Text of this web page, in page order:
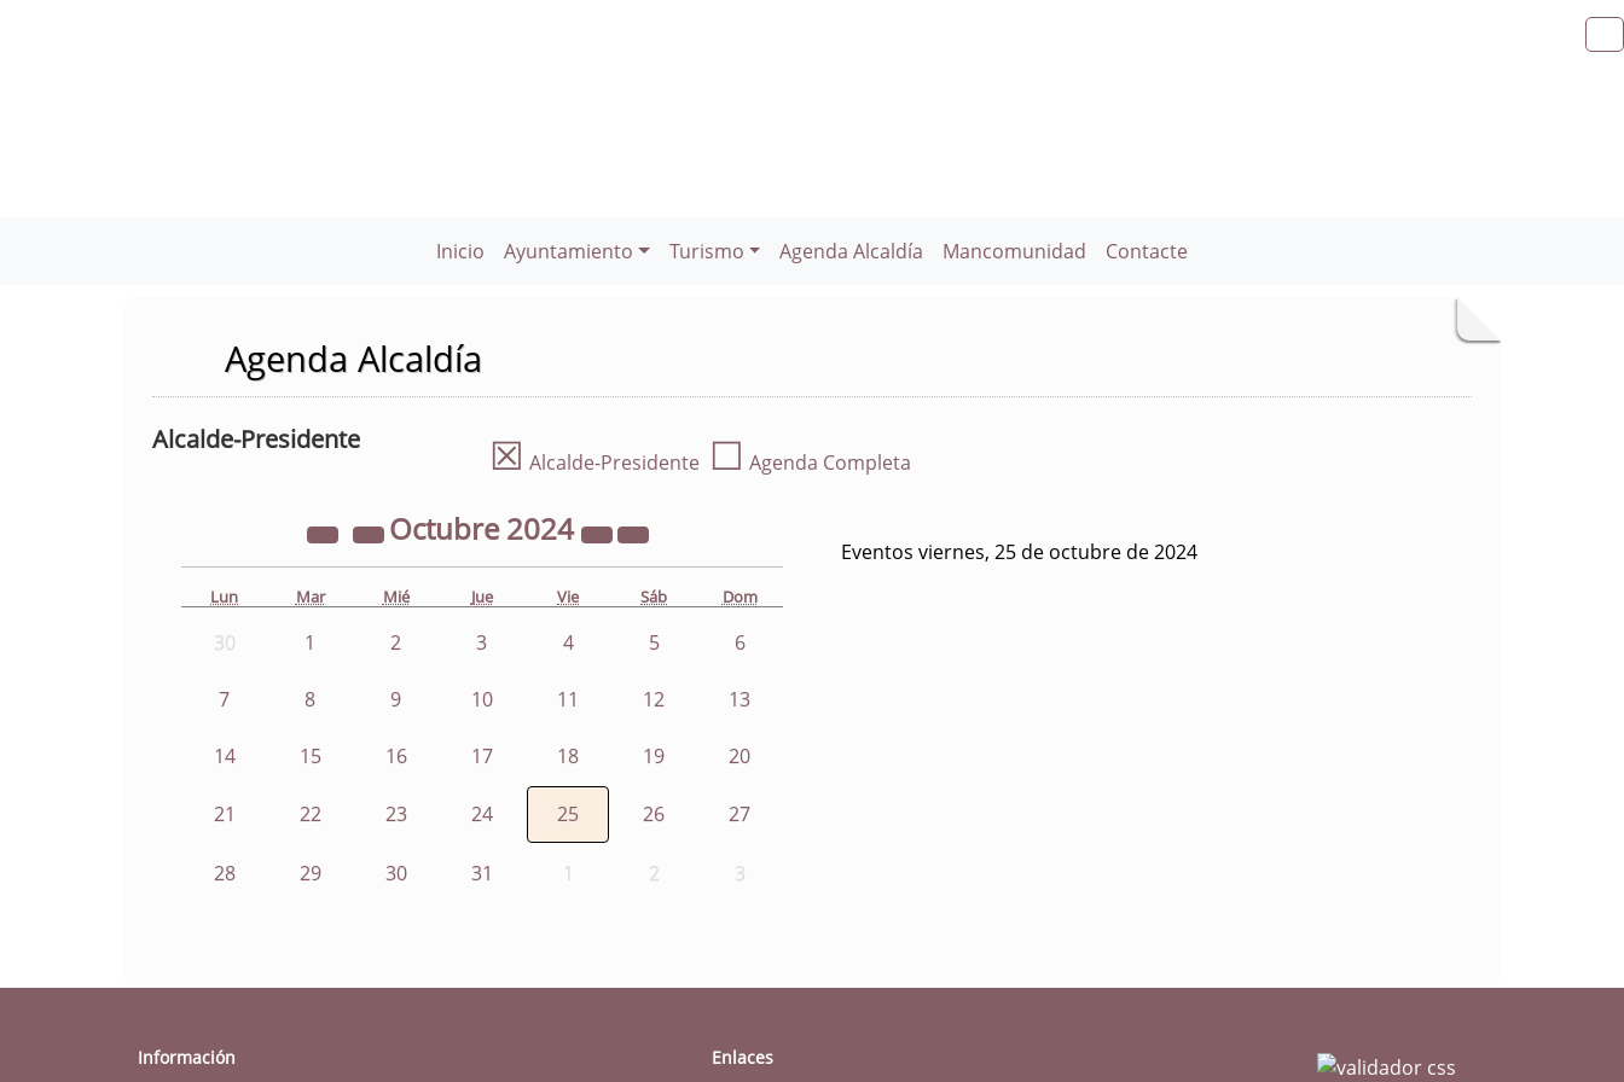
Inicio Ayuntamiento Turismo Agenda Alcaldía Mancomunidad Contacte
Agenda Alcaldía
Alcalde-Presidente ☒ Alcalde-Presidente ☐ Agenda Completa
Octubre2024
Lun Mar Mié Jue Vie Sáb Dom
30 1 2 3 4 5 6
7 8 9 10 11 12 13
14 15 16 17 18 19 20
21 22 23 24 25 26 27
28 29 30 31 1 2 3
Eventos viernes, 25 de octubre de 2024
Información Enlaces